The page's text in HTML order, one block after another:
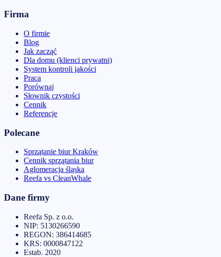
Firma
O firmie
Blog
Jak zacząć
Dla domu (klienci prywatni)
System kontroli jakości
Praca
Porównaj
Słownik czystości
Cennik
Referencje
Polecane
Sprzątanie biur Kraków
Cennik sprzątania biur
Aglomeracja śląska
Reefa vs CleanWhale
Dane firmy
Reefa Sp. z o.o.
NIP: 5130266590
REGON: 386414685
KRS: 0000847122
Estab. 2020